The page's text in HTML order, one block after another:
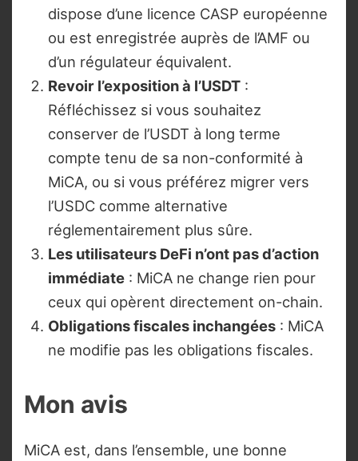
dispose d’une licence CASP européenne
ou est enregistrée auprès de l’AMF ou
d’un régulateur équivalent.
Revoir l’exposition à l’USDT :
Réfléchissez si vous souhaitez
conserver de l’USDT à long terme
compte tenu de sa non-conformité à
MiCA, ou si vous préférez migrer vers
l’USDC comme alternative
réglementairement plus sûre.
Les utilisateurs DeFi n’ont pas d’action
immédiate : MiCA ne change rien pour
ceux qui opèrent directement on-chain.
Obligations fiscales inchangées : MiCA
ne modifie pas les obligations fiscales.
Mon avis
MiCA est, dans l’ensemble, une bonne